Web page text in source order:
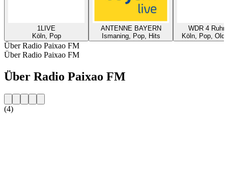
1LIVE
Köln, Pop
ANTENNE BAYERN
Ismaning, Pop, Hits
WDR 4
Köln, Pop,
Über Radio Paixao FM
Über Radio Paixao FM
Über Radio Paixao FM
(4)